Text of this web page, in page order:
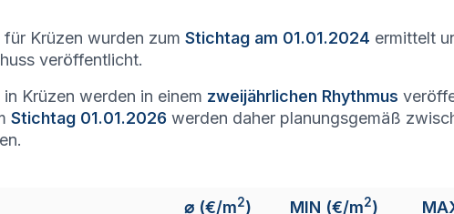
Krüzen wurden zum Stichtag am 01.01.2024 ermittelt
veröffentlicht.
Krüzen werden in einem zweijährlichen Rhythmus
Stichtag 01.01.2026 werden daher planungsgemäß
⌀ (€/m2) MIN (€/m2)